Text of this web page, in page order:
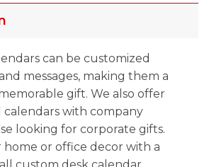
can be customized
messages, making them a
gift. We also offer
calendars with company
looking for corporate gifts.
home or office decor with a